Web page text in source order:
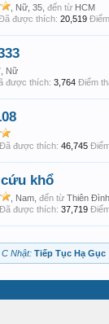
, Nữ, 35, đến từ HCM
được thích: 20,519
, Nữ
được thích: 3,764 Điểm
Đã được thích: 46,745
khổ
, Nam, đến từ Thiên Đình
Đã được thích: 37,719
Nhật: Tiếp Tục Hạ Gục